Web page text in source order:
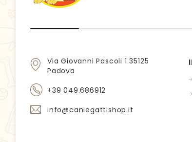
Via Giovanni Pascoli 1 35125
Padova
+39 049.686912
info@caniegattishop.it